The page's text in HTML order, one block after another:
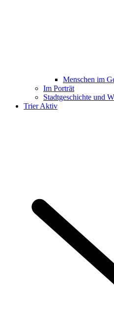
Menschen im
Im Porträt
Stadtgeschichte und
Trier Aktiv